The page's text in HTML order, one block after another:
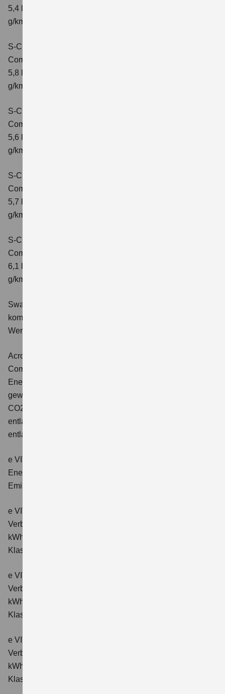
5,4 l/100 km; kombinierter Wert der CO2-Emission: 121
g/km; CO2-Klasse: D
S-Cross 1.4 BOOSTERJET HYBRID AT
Comfort
5,8 l/100 km; kombinierter Wert der CO2-Emission: 132
g/km; CO2-Klasse: D
S-Cross 1.4 BOOSTERJET HYBRID ALLGRIP
Comfort
5,6 l/100 km; kombinierter Wert der CO2-Emission: 131
g/km; CO2-Klasse: D
S-Cross 1.4 BOOSTERJET HYBRID ALLGRIP
Comfort+
5,7 l/100 km; kombinierter Wert der CO2-Emission: 131
g/km; CO2-Klasse: D
S-Cross 1.4 BOOSTERJET HYBRID ALLGRIP AT
Comfort+
6,1 l/100 km; kombinierter Wert der CO2-Emission: 141
g/km; CO2-Klasse: E
Swace 1.8 HYBRID CVT Comfort+
kombinierter Energieverbrauch 4,5 l/100km; kombinierter
Wert der CO2-Emission: 102 g/km; CO2-Klasse: C.
Across 2.5 PLUG-IN HYBRID CVT
Comfort+
Energieverbrauch: 17,1kWh/100km plus 1,0 l/100 km;
gewichtet kombinierter Wert der CO2-Emission: 22 g/km;
CO2-Klasse: B; kombinierter Kraftstoffverbrauch bei
entladener Batterie: 6,6 l/100km; CO2-Klasse (bei
entladener Batterie): E.
e VITARA eAxle Club (49 kWh-Batterie)
Energieverbrauch kombiniert: 14,9 kWh/100km; CO₂-
Emissionen kombiniert: 0 g/km; CO₂-Klasse: A.
e VITARA eAxle Comfort (61 kWh-Batterie)
Verbrauchswerte: Energieverbrauch kombiniert: 15,1
kWh/100km; CO₂-Emissionen kombiniert: 0 g/km; CO₂-
Klasse: A.
e VITARA eAxle ALLGRIP-e Comfort (61 kWh-Batterie)
Verbrauchswerte: Energieverbrauch kombiniert: 16,6
kWh/100km; CO₂-Emissionen kombiniert: 0 g/km; CO₂-
Klasse: A.
e VITARA eAxle Comfort+ (61 kWh-Batterie)
Verbrauchswerte: Energieverbrauch kombiniert: 15,1
kWh/100km; CO₂-Emissionen kombiniert: 0 g/km; CO₂-
Klasse: A.